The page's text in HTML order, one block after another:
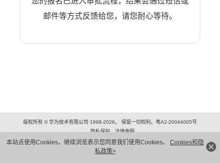
本站点使用Cookies，继续浏览表示您同意我们使用Cookies。 Cookies和隐
私政策>
邮件等方式反馈给您，请您耐心等待。
版权所有 © 华为技术有限公司 1998-2026。 保留一切权利。粤A2-20044005号
隐私保护
法律声明